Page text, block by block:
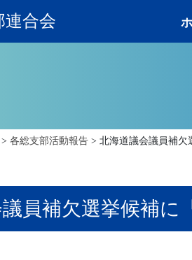
連合会
> 各総支部活動報告 > 北海道議会議員補欠
員補欠選挙候補に